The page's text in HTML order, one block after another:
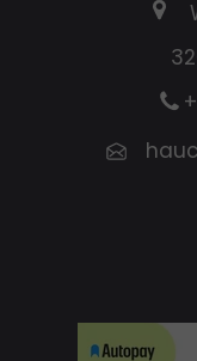
A website